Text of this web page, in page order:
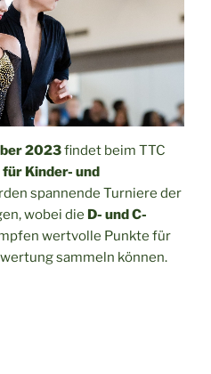
2023findet beim TTC
Kinder- und
spannende Turniere der
wobei die D- und C-
wertvolle Punkte für
sammeln können.